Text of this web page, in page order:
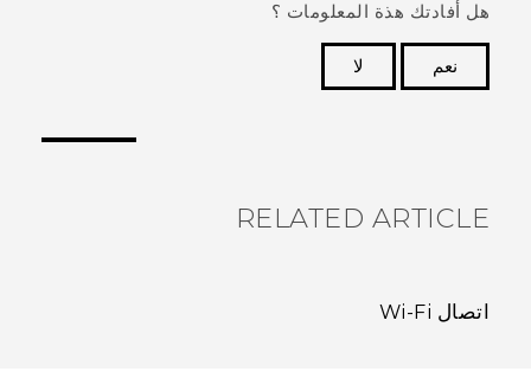
هل أفادتك هذة المعلومات ؟
نعم
لا
RELATED ARTICLE
اتصال Wi‍-Fi